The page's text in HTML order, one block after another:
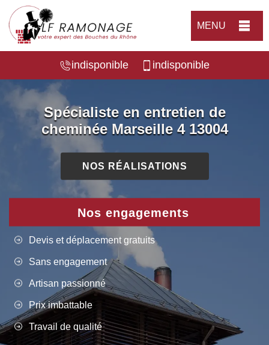
MENU
indisponible indisponible
Spécialiste en entretien de
cheminée Marseille 4 13004
NOS RÉALISATIONS
Nos engagements
Devis et déplacement gratuits
Sans engagement
Artisan passionné
Prix imbattable
Travail de qualité